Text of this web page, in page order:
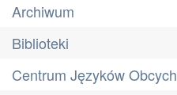
Archiwum
Biblioteki
Centrum Języków Obcych